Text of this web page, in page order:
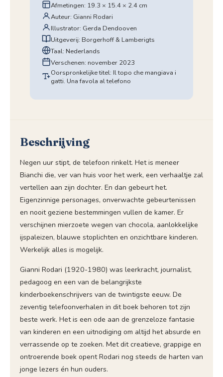
Afmetingen: 19.3 × 15.4 × 2.4 cm
Auteur: Gianni Rodari
Illustrator: Gerda Dendooven
Uitgeverij: Borgerhoff & Lamberigts
Taal: Nederlands
Verschenen: november 2023
Oorspronkelijke titel: Il topo che mangiava i
gatti. Una favola al telefono
Beschrijving
Negen uur stipt, de telefoon rinkelt. Het is meneer
Bianchi die, ver van huis voor het werk, een verhaaltje zal
vertellen aan zijn dochter. En dan gebeurt het.
Eigenzinnige personages, onverwachte gebeurtenissen
en nooit geziene bestemmingen vullen de kamer. Er
verschijnen mierzoete wegen van chocola, aanlokkelijke
ijspaleizen, blauwe stoplichten en onzichtbare kinderen.
Werkelijk alles is mogelijk.
Gianni Rodari (1920-1980) was leerkracht, journalist,
pedagoog en een van de belangrijkste
kinderboekenschrijvers van de twintigste eeuw. De
zeventig telefoonverhalen in dit boek behoren tot zijn
beste werk. Het is een ode aan de grenzeloze fantasie
van kinderen en een uitnodiging om altijd het absurde en
verrassende op te zoeken. Met dit creatieve, grappige en
ontroerende boek opent Rodari nog steeds de harten van
jonge lezers én hun ouders.